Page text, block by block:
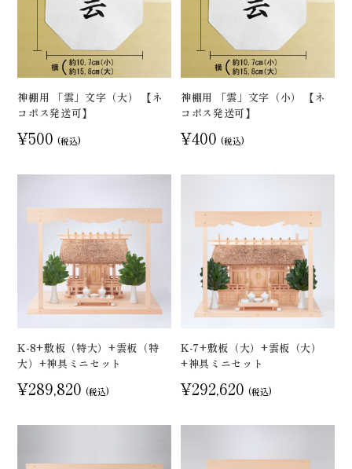
神棚用 「雲」文字（大） 【ネ
コポス発送可】
¥500 (税込)
神棚用 「雲」文字（小） 【ネ
コポス発送可】
¥400 (税込)
K-8+敷板（特大）+雲板（特
大）+神具ミニセット
¥289,820 (税込)
K-7+敷板（大）+雲板（大）
+神具ミニセット
¥292,620 (税込)